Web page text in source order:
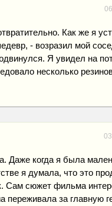
Как же я
- возразил мой
Я увидел на
несколько
Даже когда я была
я думала, что это
Сам сюжет фильма
за главную